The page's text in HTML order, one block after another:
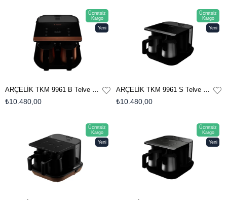
₺10.480,00
Ücretsiz
Kargo
Yeni
₺10.480,00
Ücretsiz
Kargo
Yeni
Ücretsiz
Kargo
Yeni
Ücretsiz
Kargo
Yeni